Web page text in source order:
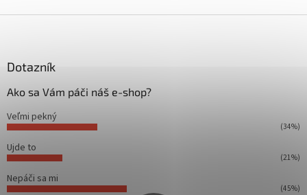
Dotazník
Ako sa Vám páči náš e-shop?
Veľmi pekný
(34%)
Ujde to
(21%)
Nepáči sa mi
(45%)